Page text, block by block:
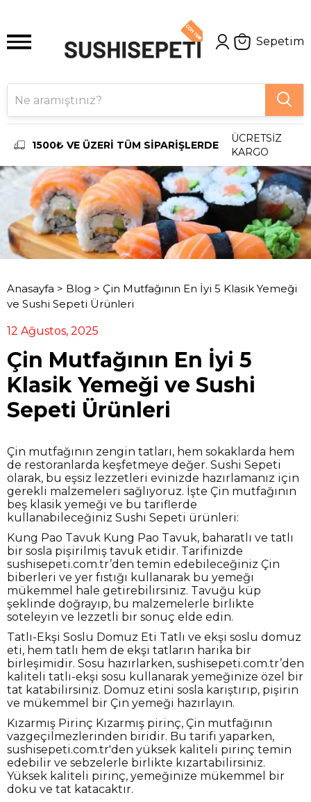
Sepetim
1500₺ VE ÜZERİ TÜM SİPARİŞLERDE
ÜCRETSİZ
KARGO
Anasayfa > Blog > Çin Mutfağının En İyi 5 Klasik Yemeği
ve Sushi Sepeti Ürünleri
12 Ağustos, 2025
Çin Mutfağının En İyi 5
Klasik Yemeği ve Sushi
Sepeti Ürünleri
Çin mutfağının zengin tatları, hem sokaklarda hem
de restoranlarda keşfetmeye değer. Sushi Sepeti
olarak, bu eşsiz lezzetleri evinizde hazırlamanız için
gerekli malzemeleri sağlıyoruz. İşte Çin mutfağının
beş klasik yemeği ve bu tariflerde
kullanabileceğiniz Sushi Sepeti ürünleri:
Kung Pao Tavuk Kung Pao Tavuk, baharatlı ve tatlı
bir sosla pişirilmiş tavuk etidir. Tarifinizde
sushisepeti.com.tr’den temin edebileceğiniz Çin
biberleri ve yer fıstığı kullanarak bu yemeği
mükemmel hale getirebilirsiniz. Tavuğu küp
şeklinde doğrayıp, bu malzemelerle birlikte
soteleyin ve lezzetli bir sonuç elde edin.
Tatlı-Ekşi Soslu Domuz Eti Tatlı ve ekşi soslu domuz
eti, hem tatlı hem de ekşi tatların harika bir
birleşimidir. Sosu hazırlarken, sushisepeti.com.tr’den
kaliteli tatlı-ekşi sosu kullanarak yemeğinize özel bir
tat katabilirsiniz. Domuz etini sosla karıştırıp, pişirin
ve mükemmel bir Çin yemeği hazırlayın.
Kızarmış Pirinç Kızarmış pirinç, Çin mutfağının
vazgeçilmezlerinden biridir. Bu tarifi yaparken,
sushisepeti.com.tr'den yüksek kaliteli pirinç temin
edebilir ve sebzelerle birlikte kızartabilirsiniz.
Yüksek kaliteli pirinç, yemeğinize mükemmel bir
doku ve tat katacaktır.